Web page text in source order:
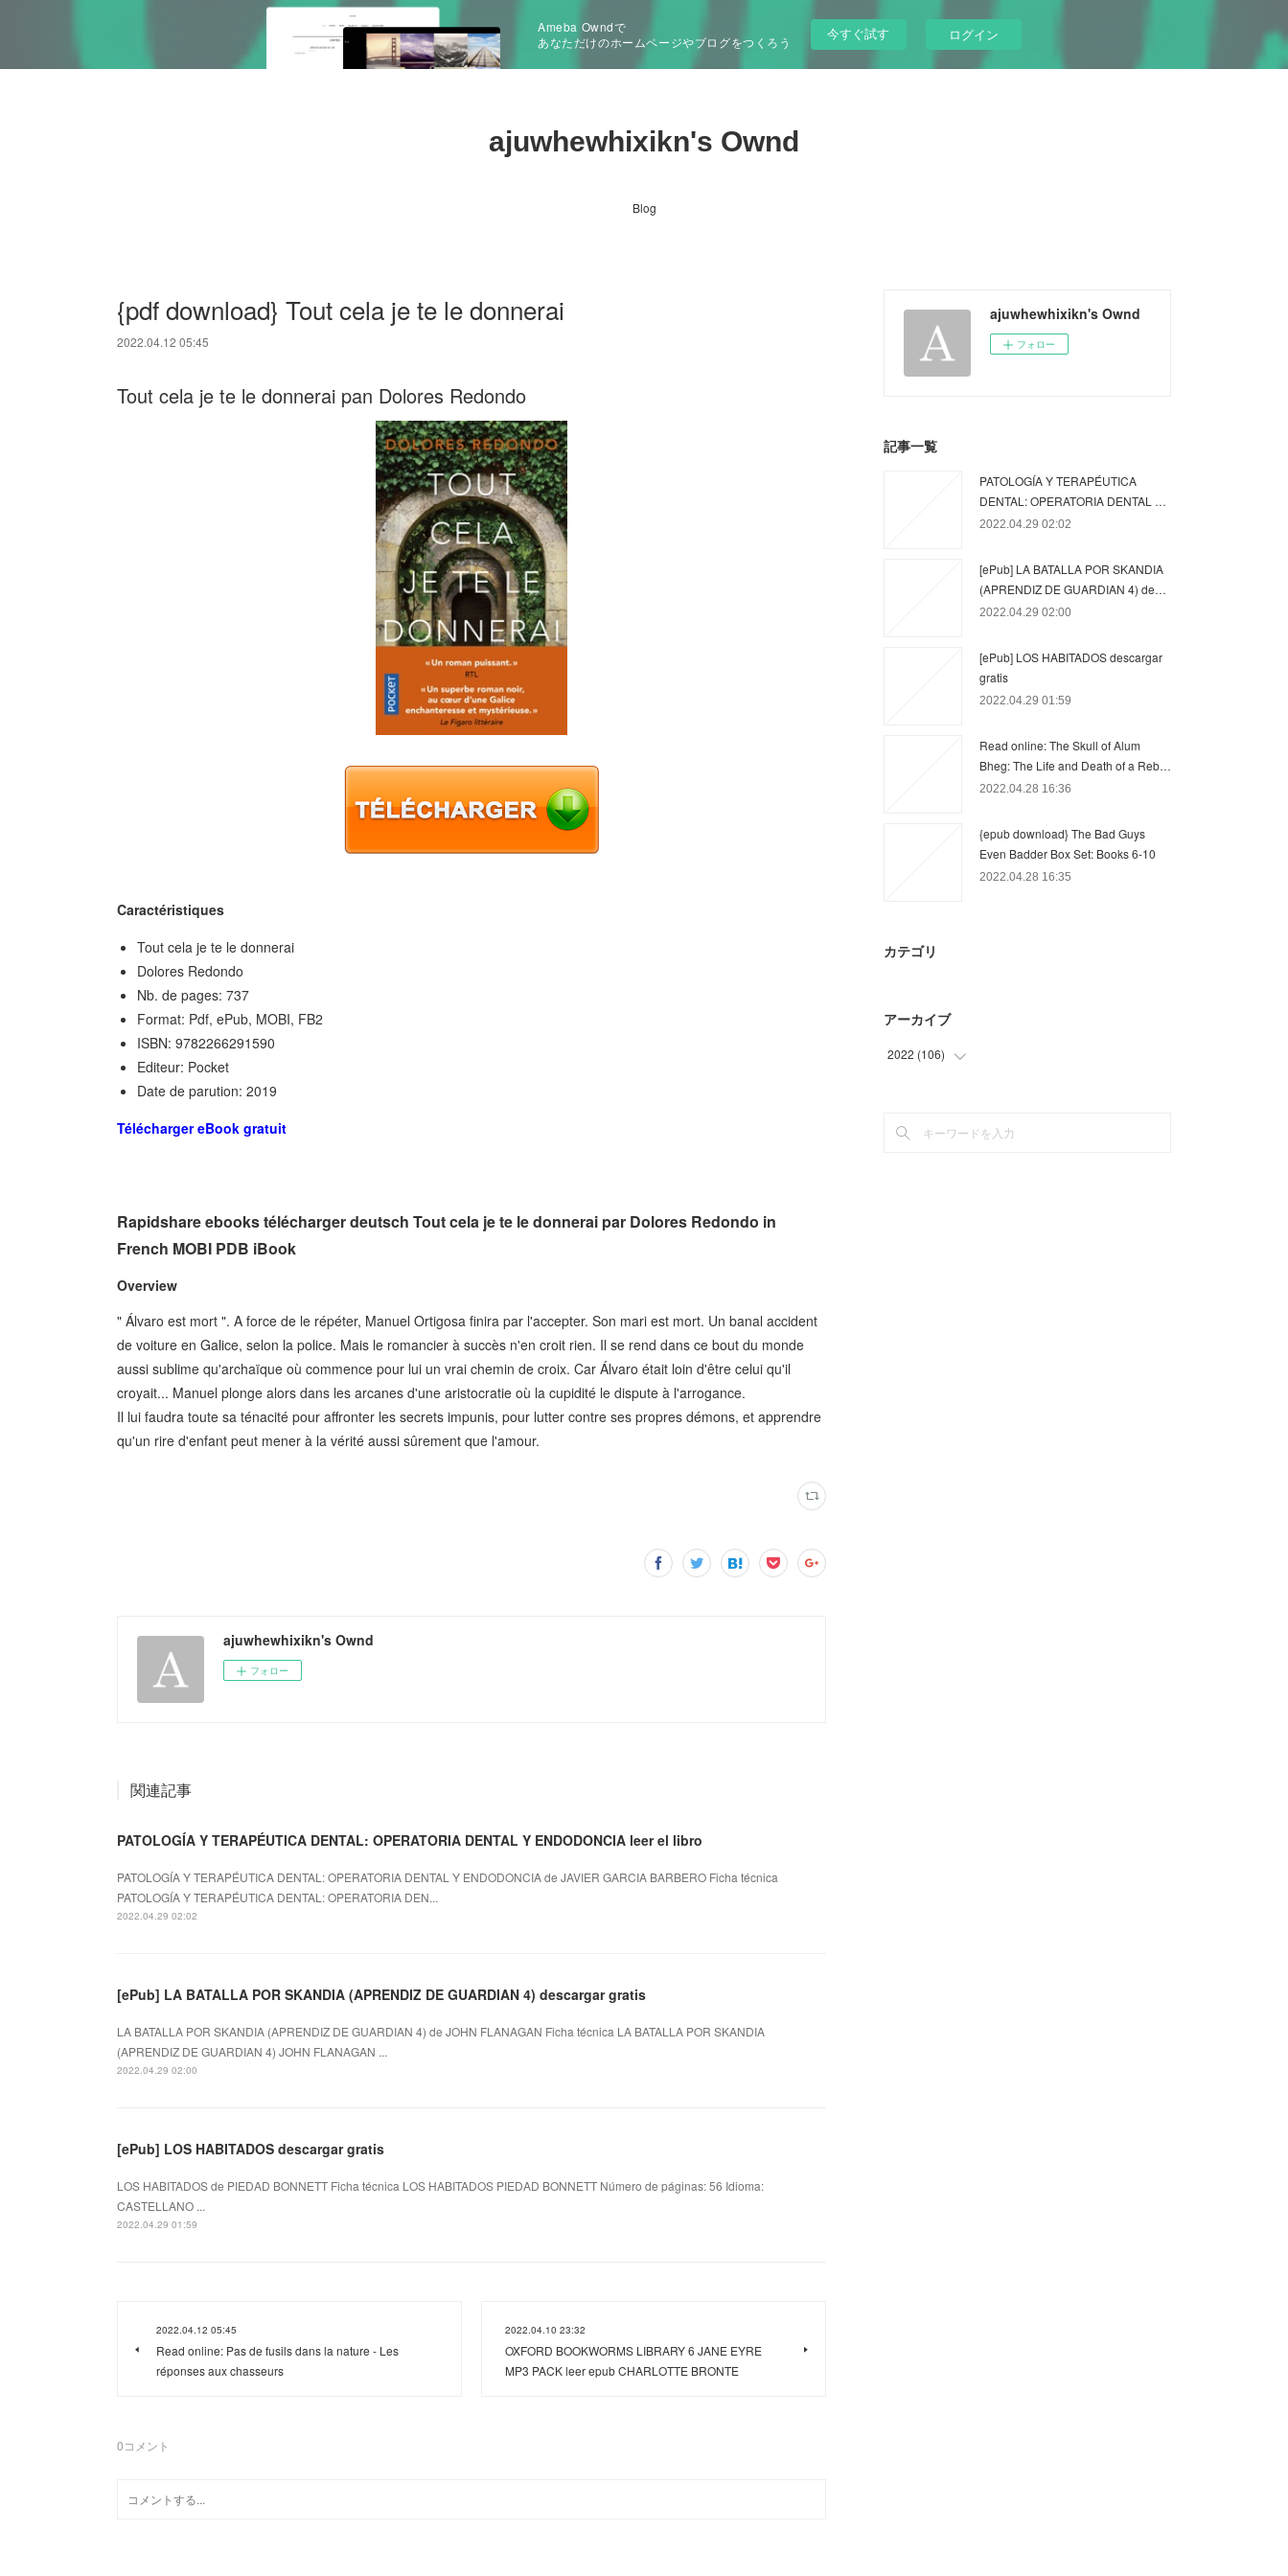
Ameba Owndで
あなただけのホームページやブログをつくろう
今すぐ試す ログイン
ajuwhewhixikn's Ownd
Blog
{pdf download} Tout cela je te le donnerai
2022.04.12 05:45
Tout cela je te le donnerai pan Dolores Redondo
Caractéristiques
Tout cela je te le donnerai
Dolores Redondo
Nb. de pages: 737
Format: Pdf, ePub, MOBI, FB2
ISBN: 9782266291590
Editeur: Pocket
Date de parution: 2019
Télécharger eBook gratuit
Rapidshare ebooks télécharger deutsch Tout cela je te le donnerai par Dolores Redondo in
French MOBI PDB iBook
Overview
" Álvaro est mort ". A force de le répéter, Manuel Ortigosa finira par l'accepter. Son mari est mort. Un banal accident
de voiture en Galice, selon la police. Mais le romancier à succès n'en croit rien. Il se rend dans ce bout du monde
aussi sublime qu'archaïque où commence pour lui un vrai chemin de croix. Car Álvaro était loin d'être celui qu'il
croyait... Manuel plonge alors dans les arcanes d'une aristocratie où la cupidité le dispute à l'arrogance.
Il lui faudra toute sa ténacité pour affronter les secrets impunis, pour lutter contre ses propres démons, et apprendre
qu'un rire d'enfant peut mener à la vérité aussi sûrement que l'amour.
ajuwhewhixikn's Ownd
フォロー
関連記事
PATOLOGÍA Y TERAPÉUTICA DENTAL: OPERATORIA DENTAL Y ENDODONCIA leer el libro
PATOLOGÍA Y TERAPÉUTICA DENTAL: OPERATORIA DENTAL Y ENDODONCIA de JAVIER GARCIA BARBERO Ficha técnica
PATOLOGÍA Y TERAPÉUTICA DENTAL: OPERATORIA DEN...
2022.04.29 02:02
[ePub] LA BATALLA POR SKANDIA (APRENDIZ DE GUARDIAN 4) descargar gratis
LA BATALLA POR SKANDIA (APRENDIZ DE GUARDIAN 4) de JOHN FLANAGAN Ficha técnica LA BATALLA POR SKANDIA
(APRENDIZ DE GUARDIAN 4) JOHN FLANAGAN ...
2022.04.29 02:00
[ePub] LOS HABITADOS descargar gratis
LOS HABITADOS de PIEDAD BONNETT Ficha técnica LOS HABITADOS PIEDAD BONNETT Número de páginas: 56 Idioma:
CASTELLANO ...
2022.04.29 01:59
2022.04.12 05:45
Read online: Pas de fusils dans la nature - Les
réponses aux chasseurs
2022.04.10 23:32
OXFORD BOOKWORMS LIBRARY 6 JANE EYRE
MP3 PACK leer epub CHARLOTTE BRONTE
0コメント
ajuwhewhixikn's Ownd
フォロー
記事一覧
PATOLOGÍA Y TERAPÉUTICA
DENTAL: OPERATORIA DENTAL …
2022.04.29 02:02
[ePub] LA BATALLA POR SKANDIA
(APRENDIZ DE GUARDIAN 4) de…
2022.04.29 02:00
[ePub] LOS HABITADOS descargar
gratis
2022.04.29 01:59
Read online: The Skull of Alum
Bheg: The Life and Death of a Reb…
2022.04.28 16:36
{epub download} The Bad Guys
Even Badder Box Set: Books 6-10
2022.04.28 16:35
カテゴリ
アーカイブ
2022 (106)